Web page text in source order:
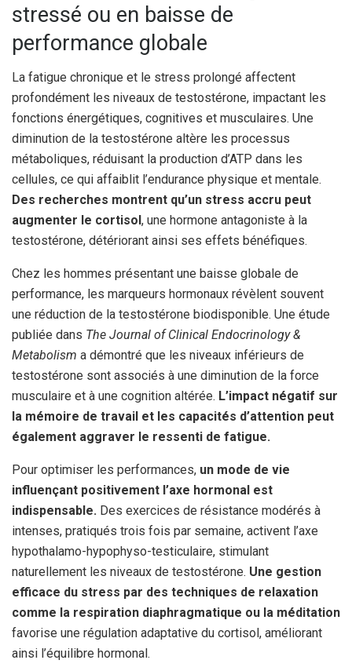
stressé ou en baisse de
performance globale
La fatigue chronique et le stress prolongé affectent
profondément les niveaux de testostérone, impactant les
fonctions énergétiques, cognitives et musculaires. Une
diminution de la testostérone altère les processus
métaboliques, réduisant la production d’ATP dans les
cellules, ce qui affaiblit l’endurance physique et mentale.
Des recherches montrent qu’un stress accru peut
augmenter le cortisol , une hormone antagoniste à la
testostérone, détériorant ainsi ses effets bénéfiques.
Chez les hommes présentant une baisse globale de
performance, les marqueurs hormonaux révèlent souvent
une réduction de la testostérone biodisponible. Une étude
publiée dans The Journal of Clinical Endocrinology &
Metabolism a démontré que les niveaux inférieurs de
testostérone sont associés à une diminution de la force
musculaire et à une cognition altérée. L’impact négatif sur
la mémoire de travail et les capacités d’attention peut
également aggraver le ressenti de fatigue.
Pour optimiser les performances, un mode de vie
influençant positivement l’axe hormonal est
indispensable. Des exercices de résistance modérés à
intenses, pratiqués trois fois par semaine, activent l’axe
hypothalamo-hypophyso-testiculaire, stimulant
naturellement les niveaux de testostérone. Une gestion
efficace du stress par des techniques de relaxation
comme la respiration diaphragmatique ou la méditation
favorise une régulation adaptative du cortisol, améliorant
ainsi l’équilibre hormonal.